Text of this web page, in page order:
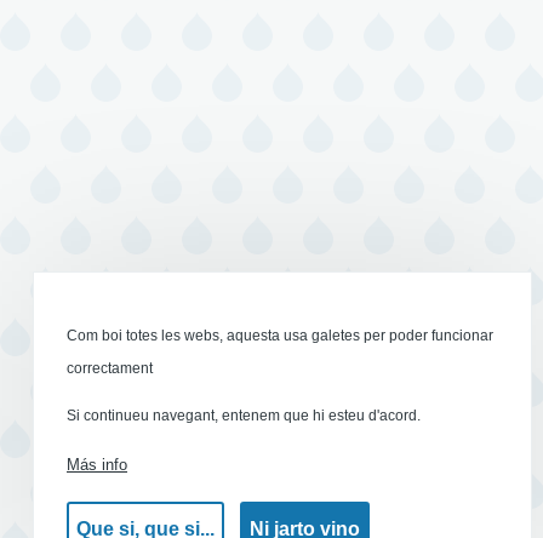
Com boi totes les webs, aquesta usa galetes per poder funcionar
correctament
Si continueu navegant, entenem que hi esteu d'acord.
Más info
Que si, que si... Ni jarto vino